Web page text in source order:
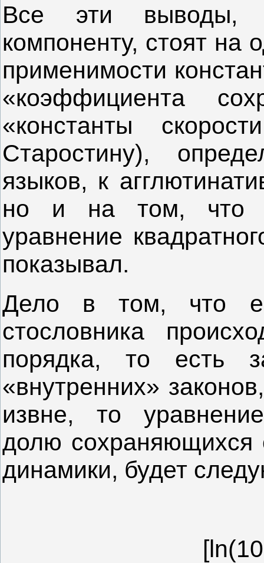
Все эти выводы,
компоненту, стоят на
применимости
«коэффициента
«константы
Старостину),
языков, к
но и на том, что
уравнение
показывал.
Дело в том, что
стословника
порядка, то есть
«внутренних»
извне, то
долю сохраняющихся
динамики, будет